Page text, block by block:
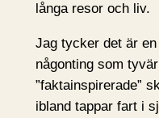
långa resor och liv.
Jag tycker det är
någonting som
”faktainspirerade”
ibland tappar fart i